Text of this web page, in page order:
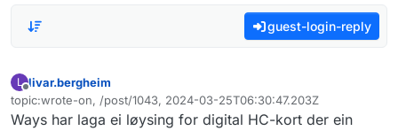
guest-login-reply
L
Frakoblet
livar.bergheim
topic:wrote-on, /post/1043, 2024-03-25T06:30:47.203Z
Sist endret av
Ways har laga ei løysing for digital HC-kort der ein